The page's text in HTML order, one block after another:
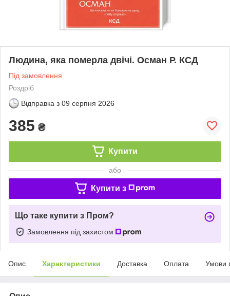
Людина, яка померла двічі. Осман Р. КСД
Під замовлення
Роздріб
Відправка з 09 серпня 2026
385 ₴
Купити
або
Купити з
Що таке купити з Пром?
Замовлення під захистом
Опис Характеристики Доставка Оплата Умови